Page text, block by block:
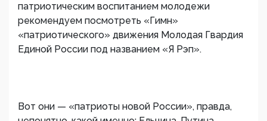
патриотическим воспитанием молодежи
рекомендуем посмотреть «Гимн»
«патриотического» движения Молодая Гвардия
Единой России под названием «Я Рэп».
Вот они — «патриоты новой России», правда,